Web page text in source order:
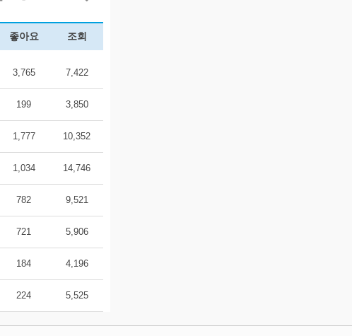
좋아요 조회
3,765 7,422
199 3,850
1,777 10,352
1,034 14,746
782 9,521
721 5,906
184 4,196
224 5,525